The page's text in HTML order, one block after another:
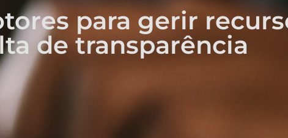
para gerir
de transparência